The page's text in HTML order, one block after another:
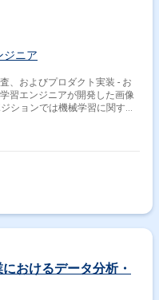
ジニア
、およびプロダクト実装 - お
習エンジニアが開発した画像
業務ツール：Slack /
が、今後新たなプロダクト群
ジニアだけでなく、画像処理
っております。
おけるデータ分析・